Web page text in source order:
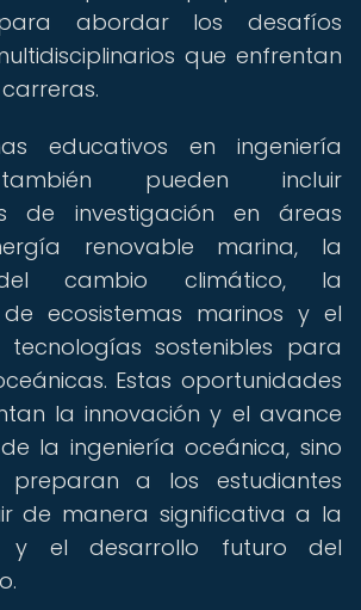
abordar los desafíos
que enfrentan
educativos en ingeniería
pueden incluir
de investigación en áreas
renovable marina, la
cambio climático, la
ecosistemas marinos y el
sostenibles para
Estas oportunidades
la innovación y el avance
la ingeniería oceánica, sino
preparan a los estudiantes
de manera significativa a la
y el desarrollo futuro del